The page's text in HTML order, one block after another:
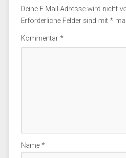
Deine E-Mail-Adresse wird nicht
Erforderliche Felder sind mit *
Kommentar *
Name *